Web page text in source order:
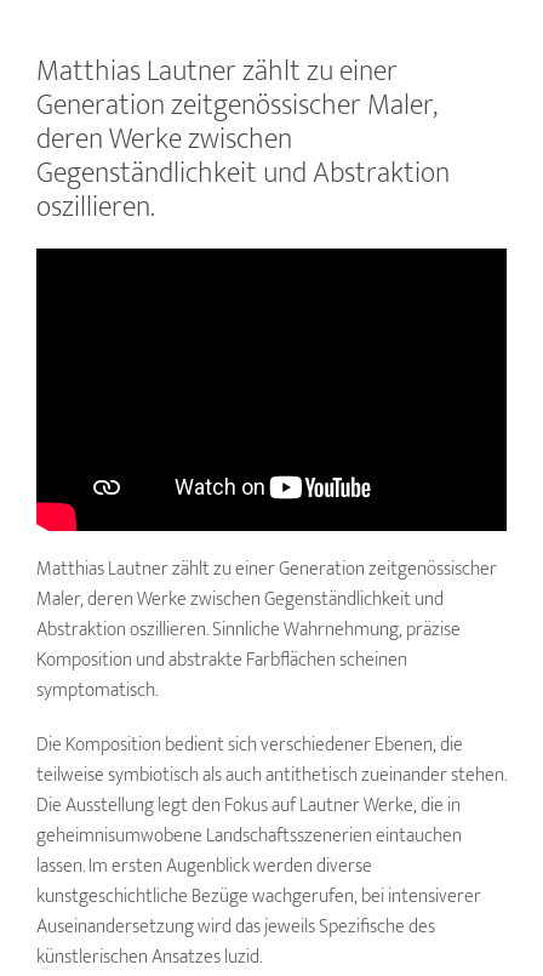
Matthias Lautner zählt zu einer
Generation zeitgenössischer Maler,
deren Werke zwischen
Gegenständlichkeit und Abstraktion
oszillieren.
Matthias Lautner zählt zu einer Generation zeitgenössischer
Maler, deren Werke zwischen Gegenständlichkeit und
Abstraktion oszillieren. Sinnliche Wahrnehmung, präzise
Komposition und abstrakte Farbflächen scheinen
symptomatisch.
Die Komposition bedient sich verschiedener Ebenen, die
teilweise symbiotisch als auch antithetisch zueinander stehen.
Die Ausstellung legt den Fokus auf Lautner Werke, die in
geheimnisumwobene Landschaftsszenerien eintauchen
lassen. Im ersten Augenblick werden diverse
kunstgeschichtliche Bezüge wachgerufen, bei intensiverer
Auseinandersetzung wird das jeweils Spezifische des
künstlerischen Ansatzes luzid.